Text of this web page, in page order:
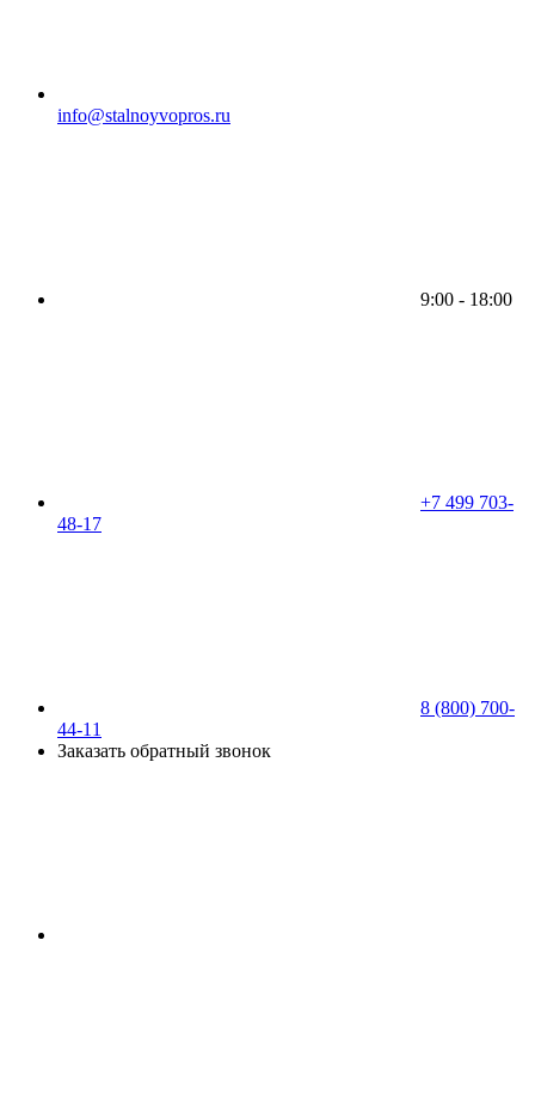
info@stalnoyvopros.ru
9:00 - 18:00
+7 499 703-
48-17
8 (800) 700-
44-11
Заказать обратный звонок